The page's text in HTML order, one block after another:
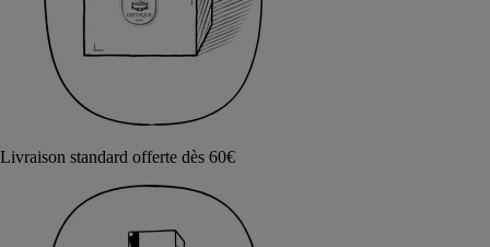
Livraison standard offerte dès 60€